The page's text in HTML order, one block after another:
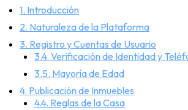
1. Introducción
2. Naturaleza de la Plataforma
3. Registro y Cuentas de Usuario
3.4. Verificación de Identidad y
3.5. Mayoría de Edad
4. Publicación de Inmuebles
4.4. Reglas de la Casa